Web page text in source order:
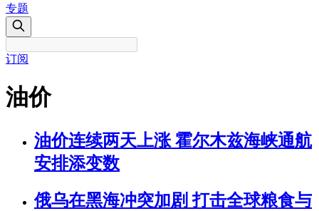
专题
订阅
油价
油价连续两天上涨 霍尔木兹海峡通航
安排添变数
俄乌在黑海冲突加剧 打击全球粮食与